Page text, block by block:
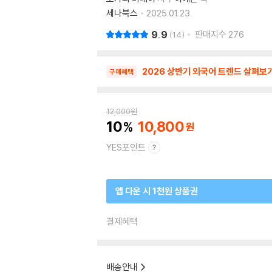
세나북스
2025.01.23.
9.9 14 판매지수 276
구매혜택 2026 상반기 외국어 트렌드 살펴
12,000원
10 10,800
YES포인트
앱 다운 시 1천원 상품권
결제혜택
배송안내